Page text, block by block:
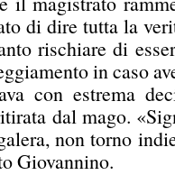
di dire tutta la
rischiare di
in caso
con estrema
dal mago.
non torno
Giovannino.